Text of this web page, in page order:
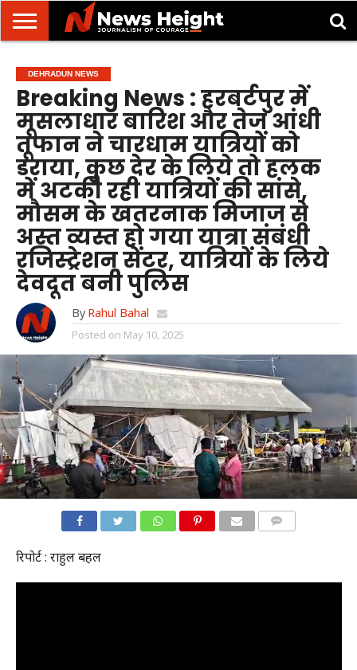
मसूरी
उत्तराखंड
उत्तरप्रदेश
राष्ट्रीय
अंतरराष्ट्रीय
क्राइम/
दुर्घटना
खेल/
मनोरंजन
ज्योतिष
शिक्षा
स्वास्थ्य
DEHRADUN NEWS
Breaking News : हरबर्टपुर में
मूसलाधार बारिश और तेज आंधी
तूफान ने चारधाम यात्रियों को
डराया, कुछ देर के लिये तो हलक
में अटकी रही यात्रियों की सांसे,
मौसम के खतरनाक मिजाज से
अस्त व्यस्त हो गया यात्रा संबंधी
रजिस्ट्रेशन सेंटर, यात्रियों के लिये
देवदूत बनी पुलिस
By Rahul Bahal
Posted on May 10, 2025
रिपोर्ट : राहुल बहल